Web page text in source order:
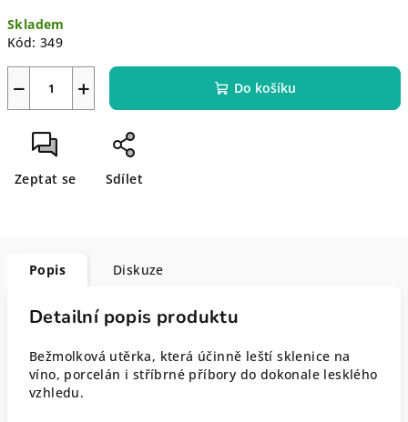
cena:
Skladem
Kód: 349
+
− Do košíku
Zeptat se Sdílet
Popis Diskuze
Detailní popis produktu
Bežmolková utěrka, která účinně leští sklenice na
víno, porcelán i stříbrné příbory do dokonale lesklého
vzhledu.